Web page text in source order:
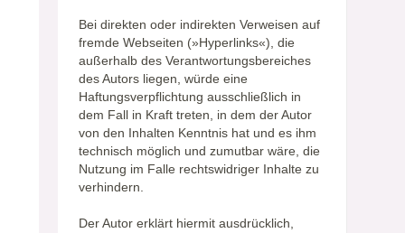
Bei direkten oder indirekten Verweisen auf
fremde Webseiten (»Hyperlinks«), die
außerhalb des Verantwortungsbereiches
des Autors liegen, würde eine
Haftungsverpflichtung ausschließlich in
dem Fall in Kraft treten, in dem der Autor
von den Inhalten Kenntnis hat und es ihm
technisch möglich und zumutbar wäre, die
Nutzung im Falle rechtswidriger Inhalte zu
verhindern.
Der Autor erklärt hiermit ausdrücklich,